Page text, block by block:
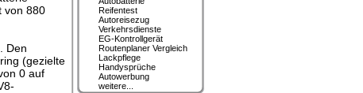
von 880
Den
(gezielte
0 auf
Reifentest
Autoreisezug
Verkehrsdienste
EG-Kontrollgerät
Routenplaner Vergleich
Lackpflege
Handysprüche
Autowerbung
weitere...